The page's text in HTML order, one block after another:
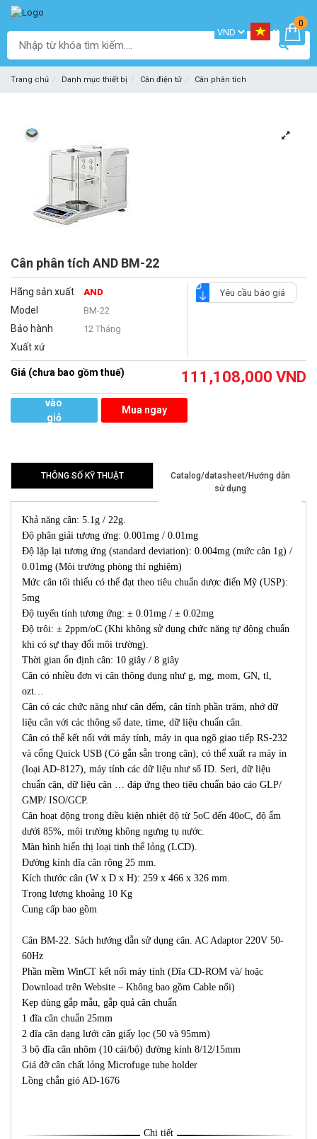
0
Trang chủ Danh mục thiết bị Cân điện tử Cân phân tích
Cân phân tích AND BM-22
Hãng sản xuất AND
Model BM-22
Bảo hành 12 Tháng
Xuất xứ
Yêu cầu báo giá
Giá (chưa bao gồm thuế) 111,108,000 VND
vào
giỏ
Mua ngay
THÔNG SỐ KỸ THUẬT
Catalog/datasheet/Hướng dẫn
sử dụng
Khả năng cân: 5.1g / 22g.
Độ phân giải tương ứng: 0.001mg / 0.01mg
Độ lặp lại tương ứng (standard deviation): 0.004mg (mức cân 1g) /
0.01mg (Môi trường phòng thí nghiệm)
Mức cân tối thiểu có thể đạt theo tiêu chuẩn dược điển Mỹ (USP):
5mg
Độ tuyến tính tương ứng: ± 0.01mg / ± 0.02mg
Độ trôi: ± 2ppm/oC (Khi không sử dụng chức năng tự động chuẩn
khi có sự thay đổi môi trường).
Thời gian ổn định cân: 10 giây / 8 giây
Cân có nhiều đơn vị cân thông dụng như g, mg, mom, GN, tl,
ozt…
Cân có các chức năng như cân đếm, cân tính phần trăm, nhớ dữ
liệu cân với các thông số date, time, dữ liệu chuẩn cân.
Cân có thể kết nối với máy tính, máy in qua ngõ giao tiếp RS-232
và cổng Quick USB (Có gắn sẵn trong cân), có thể xuất ra máy in
(loại AD-8127), máy tính các dữ liệu như số ID. Seri, dữ liệu
chuẩn cân, dữ liệu cân … đáp ứng theo tiêu chuẩn báo cáo GLP/
GMP/ ISO/GCP.
Cân hoạt động trong điều kiện nhiệt độ từ 5oC đến 40oC, độ ẩm
dưới 85%, môi trường không ngưng tụ nước.
Màn hình hiển thị loại tinh thể lỏng (LCD).
Đường kính dĩa cân rộng 25 mm.
Kích thước cân (W x D x H): 259 x 466 x 326 mm.
Trọng lượng khoảng 10 Kg
Cung cấp bao gồm
Cân BM-22. Sách hướng dẫn sử dụng cân. AC Adaptor 220V 50-
60Hz
Phần mềm WinCT kết nối máy tính (Đĩa CD-ROM và/ hoặc
Download trên Website – Không bao gồm Cable nối)
Kẹp dùng gắp mẫu, gắp quả cân chuẩn
1 đĩa cân chuẩn 25mm
2 đĩa cân dạng lưới cân giấy lọc (50 và 95mm)
3 bộ đĩa cân nhôm (10 cái/bộ) đường kính 8/12/15mm
Giá đỡ cân chất lỏng Microfuge tube holder
Lồng chắn gió AD-1676
Chi tiết